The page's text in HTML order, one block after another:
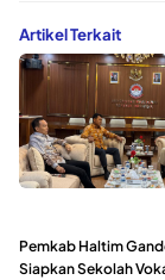
Artikel Terkait
Pemkab Haltim
Siapkan Sekolah